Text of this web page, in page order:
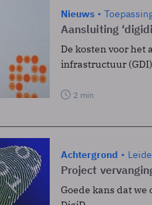
Nieuws
Aansluiting
De kosten voor het
infrastructuur
2 min
Achtergrond
Project
Goede kans dat